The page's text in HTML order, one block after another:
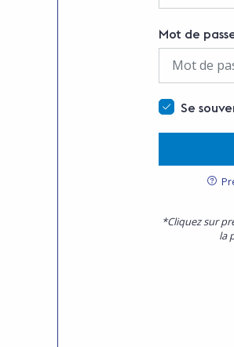
Mot de
Se
*Cliquez sur
la